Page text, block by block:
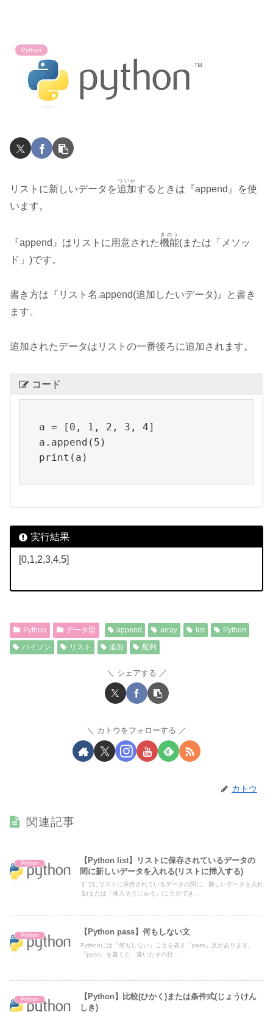
Python
リストに新しいデータを追加
ついか
するときは『append』を使
います。
『append』はリストに用意された機能
きのう
(または「メソッ
ド」)です。
書き方は『リスト名.append(追加したいデータ)』と書き
ます。
追加されたデータはリストの一番後ろに追加されます。
コード
a = [0, 1, 2, 3, 4]
a.append(5)
print(a)
実行結果
[0,1,2,3,4,5]
Python データ型 append array list
Python
パイソン
リスト 追加 配列
シェアする
カトウをフォローする
カトウ
関連記事
Python
【Python list】リストに保存されているデータの
間に新しいデータを入れる(リストに挿入する)
すでにリストに保存されているデータの間に、新しいデータを入れ
る(または「挿入そうにゅう」)ことができ...
Python 【Python pass】何もしない文
Pythonには『何もしない』ことを表す『pass』文があります。
『pass』を書くと、書いたその行...
Python
【Python】比較(ひかく)または条件式(じょうけん
しき)